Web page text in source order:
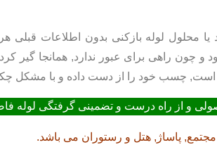
لوله بازکنی بدون اطلاعات قبلی
راهی برای عبور ندارد, همانجا گیر
چسب خود را از دست داده و با مشکل
و از راه درست و تضمینی گرفتگی لوله
پاساژ, هتل و رستوران می باشد.